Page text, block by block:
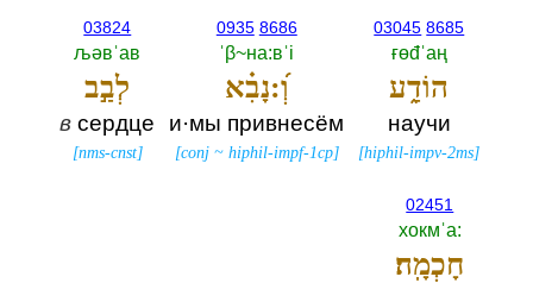
03045 8685
ғөđˈаң
הוֹדַ֑ע
научи
[hiphil-impv-2ms]
0935 8686
ˈβ~на:вˈi
וְ֝:נָבִ֗א
и·мы привнесём
[conj~ hiphil-impf-1cp]
03824
љәвˈав
לְבַ֣ב
в сердце
[nms-cnst]
02451
хокмˈа:‎
חָכְמָֽה׃